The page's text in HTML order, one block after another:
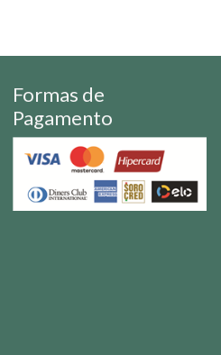
Formas de
Pagamento